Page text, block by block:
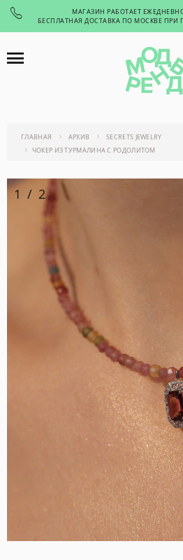
МАГАЗИН РАБОТАЕТ ЕЖЕДНЕВНО
БЕСПЛАТНАЯ ДОСТАВКА ПО МОСКВЕ ПРИ
ГЛАВНАЯ АРХИВ
SECRETS JEWELRY
ЧОКЕР ИЗ ТУРМАЛИНА С РОДОЛИТОМ
1 / 2